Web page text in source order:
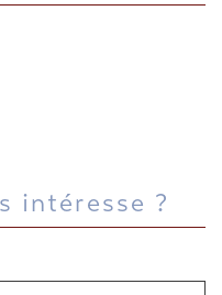
intéresse ?